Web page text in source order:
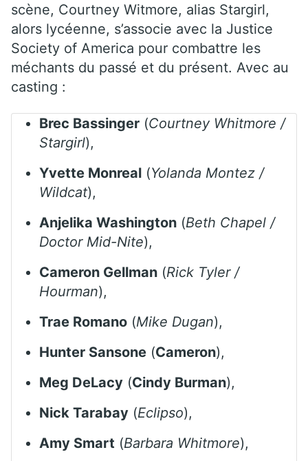
scène, Courtney Witmore, alias Stargirl,
alors lycéenne, s’associe avec la Justice
Society of America pour combattre les
méchants du passé et du présent. Avec au
casting :
Brec Bassinger (Courtney Whitmore /
Stargirl),
Yvette Monreal (Yolanda Montez /
Wildcat),
Anjelika Washington (Beth Chapel /
Doctor Mid-Nite),
Cameron Gellman (Rick Tyler /
Hourman),
Trae Romano (Mike Dugan),
Hunter Sansone (Cameron),
Meg DeLacy (Cindy Burman),
Nick Tarabay (Eclipso),
Amy Smart (Barbara Whitmore),